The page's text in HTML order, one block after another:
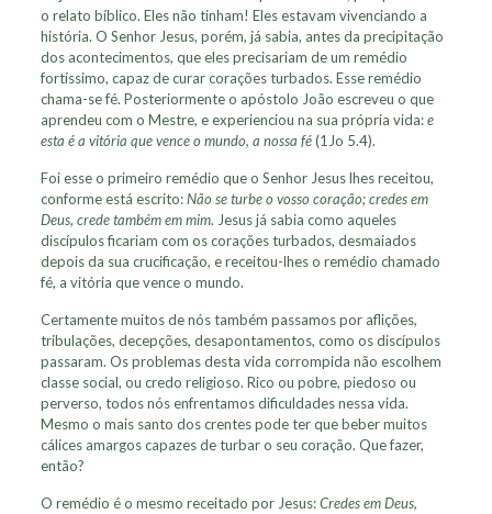
o relato bíblico. Eles não tinham! Eles estavam vivenciando a
história. O Senhor Jesus, porém, já sabia, antes da precipitação
dos acontecimentos, que eles precisariam de um remédio
fortíssimo, capaz de curar corações turbados. Esse remédio
chama-se fé. Posteriormente o apóstolo João escreveu o que
aprendeu com o Mestre, e experienciou na sua própria vida:e
esta é a vitória que vence o mundo, a nossa fé(1Jo 5.4).
Foi esse o primeiro remédio que o Senhor Jesus lhes receitou,
conforme está escrito:Não se turbe o vosso coração; credes em
Deus, crede também em mim. Jesus já sabia como aqueles
discípulos ficariam com os corações turbados, desmaiados
depois da sua crucificação, e receitou-lhes o remédio chamado
fé, a vitória que vence o mundo.
Certamente muitos de nós também passamos por aflições,
tribulações, decepções, desapontamentos, como os discípulos
passaram. Os problemas desta vida corrompida não escolhem
classe social, ou credo religioso. Rico ou pobre, piedoso ou
perverso, todos nós enfrentamos dificuldades nessa vida.
Mesmo o mais santo dos crentes pode ter que beber muitos
cálices amargos capazes de turbar o seu coração. Que fazer,
então?
O remédio é o mesmo receitado por Jesus:Credes em Deus,